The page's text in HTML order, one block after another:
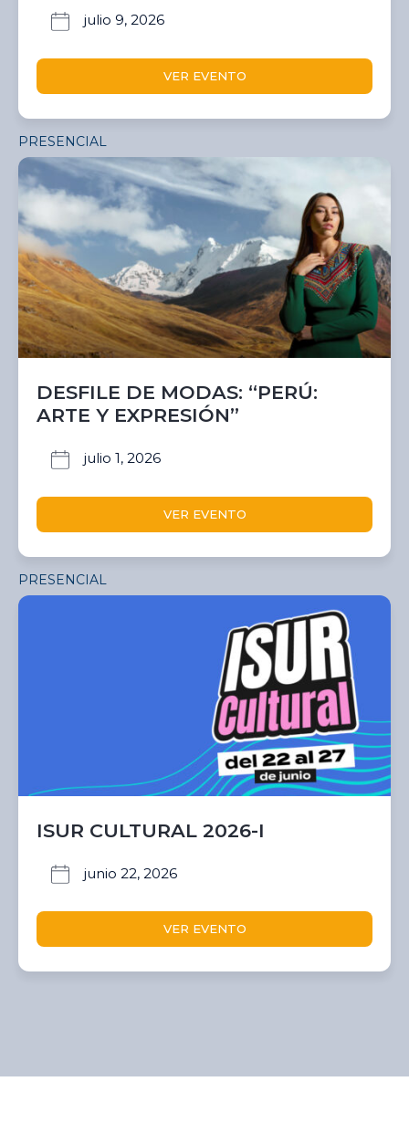
julio 9, 2026
VER EVENTO
PRESENCIAL
DESFILE DE MODAS: “PERÚ:
ARTE Y EXPRESIÓN”
julio 1, 2026
VER EVENTO
PRESENCIAL
ISUR CULTURAL 2026-I
junio 22, 2026
VER EVENTO